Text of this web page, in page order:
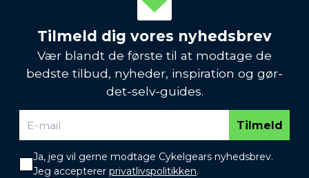
Tilmeld dig vores nyhedsbrev
Vær blandt de første til at modtage de
bedste tilbud, nyheder, inspiration og gør-
det-selv-guides.
Tilmeld
Ja, jeg vil gerne modtage Cykelgears nyhedsbrev.
Jeg accepterer privatlivspolitikken.